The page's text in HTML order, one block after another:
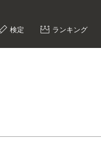
検定 ランキング